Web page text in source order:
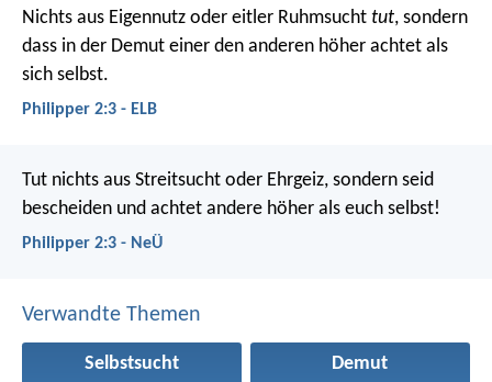
Nichts aus Eigennutz oder eitler Ruhmsucht tut, sondern
dass in der Demut einer den anderen höher achtet als
sich selbst.
Philipper 2:3 - ELB
Tut nichts aus Streitsucht oder Ehrgeiz, sondern seid
bescheiden und achtet andere höher als euch selbst!
Philipper 2:3 - NeÜ
Verwandte Themen
Selbstsucht Demut